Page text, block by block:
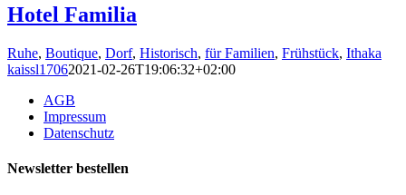
Hotel Familia
Ruhe, Boutique, Dorf, Historisch, für Familien, Frühstück, Ithaka
kaissl17062021-02-26T19:06:32+02:00
AGB
Impressum
Datenschutz
Newsletter bestellen